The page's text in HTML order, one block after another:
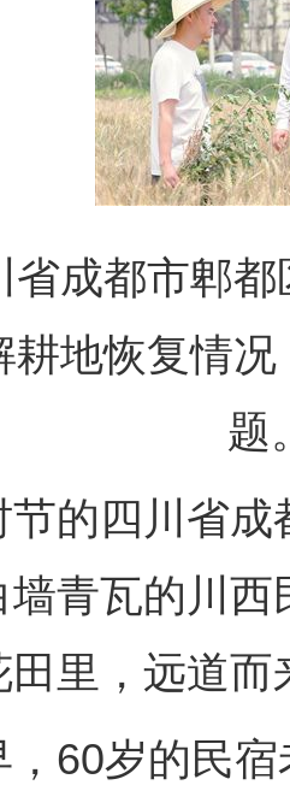
省成都市郫
耕地恢复情
题
四川省成
青瓦的川
田里，远道
岁的民宿